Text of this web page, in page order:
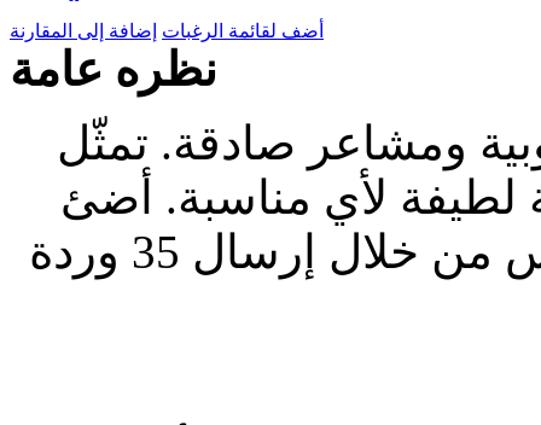
أضف لقائمة الرغبات إضافة إلى المقارنة
نظره عامة
ومشاعر صادقة. تمثّل
لطيفة لأي مناسبة. أضئ
يوم شخص ما بألوان أشعة الشمس من خلال إرسال 35 وردة